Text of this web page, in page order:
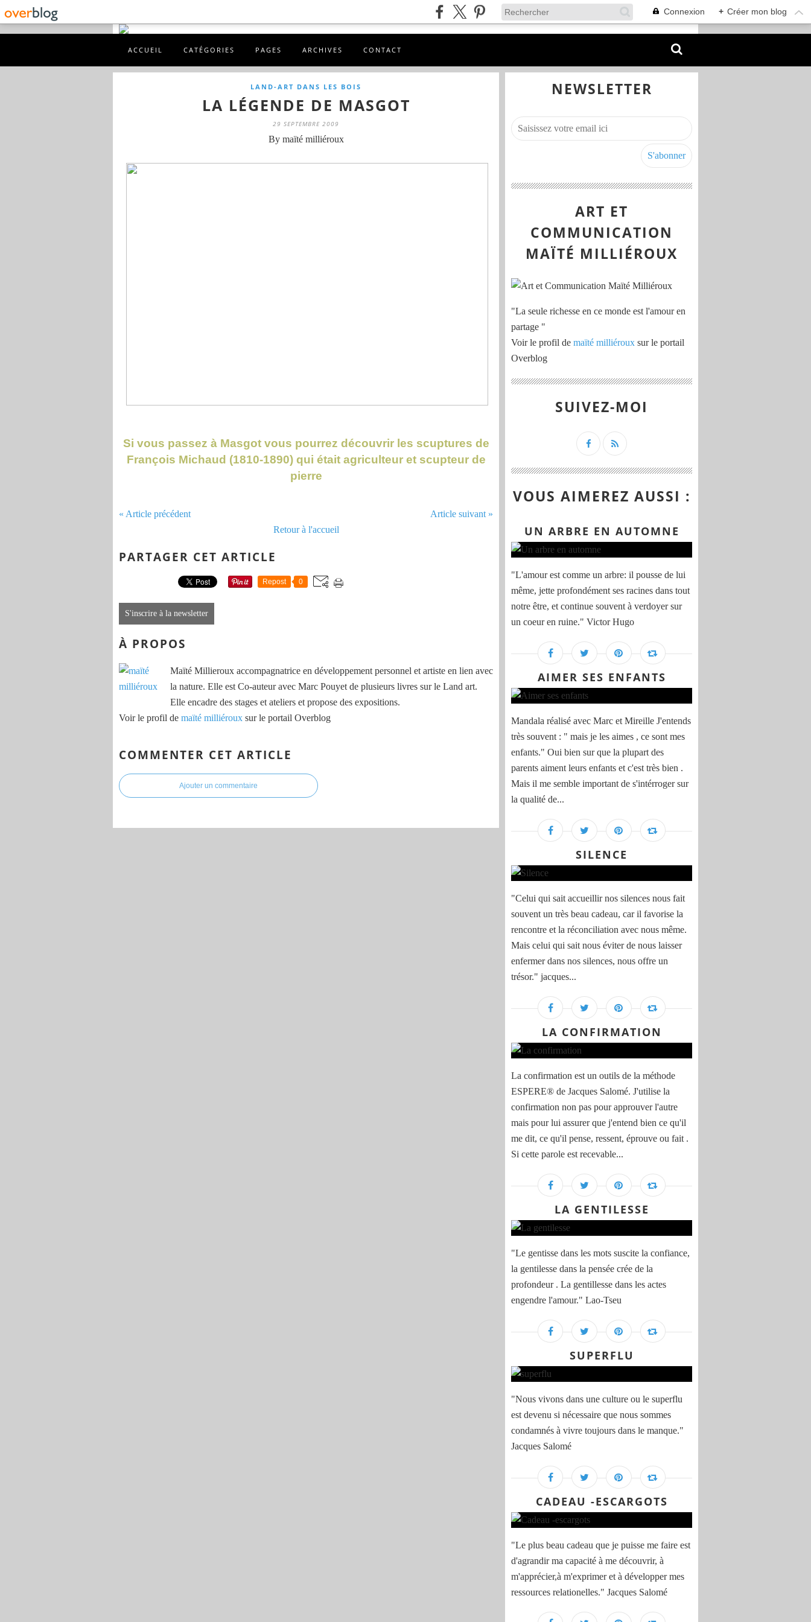
Connexion + Créer mon blog
ACCUEIL CATÉGORIES PAGES ARCHIVES CONTACT
LAND-ART DANS LES BOIS
LA LÉGENDE DE MASGOT
29 SEPTEMBRE 2009
By maïté milliéroux
Si vous passez à Masgot vous pourrez découvrir les scuptures de
François Michaud (1810-1890) qui était agriculteur et scupteur de
pierre
« Article précédent
Article suivant »
Retour à l'accueil
PARTAGER CET ARTICLE
Repost 0
S'inscrire à la newsletter
À PROPOS
Maïté Millieroux accompagnatrice en développement personnel et artiste en lien avec
la nature. Elle est Co-auteur avec Marc Pouyet de plusieurs livres sur le Land art.
Elle encadre des stages et ateliers et propose des expositions.
Voir le profil de maïté milliéroux sur le portail Overblog
COMMENTER CET ARTICLE
Ajouter un commentaire
NEWSLETTER
ART ET
COMMUNICATION
MAÏTÉ MILLIÉROUX
"La seule richesse en ce monde est l'amour en
partage "
Voir le profil de maïté milliéroux sur le portail
Overblog
SUIVEZ-MOI
VOUS AIMEREZ AUSSI :
UN ARBRE EN AUTOMNE
"L'amour est comme un arbre: il pousse de lui
même, jette profondément ses racines dans tout
notre être, et continue souvent à verdoyer sur
un coeur en ruine." Victor Hugo
AIMER SES ENFANTS
Mandala réalisé avec Marc et Mireille J'entends
très souvent : " mais je les aimes , ce sont mes
enfants." Oui bien sur que la plupart des
parents aiment leurs enfants et c'est très bien .
Mais il me semble important de s'intérroger sur
la qualité de...
SILENCE
"Celui qui sait accueillir nos silences nous fait
souvent un très beau cadeau, car il favorise la
rencontre et la réconciliation avec nous même.
Mais celui qui sait nous éviter de nous laisser
enfermer dans nos silences, nous offre un
trésor." jacques...
LA CONFIRMATION
La confirmation est un outils de la méthode
ESPERE® de Jacques Salomé. J'utilise la
confirmation non pas pour approuver l'autre
mais pour lui assurer que j'entend bien ce qu'il
me dit, ce qu'il pense, ressent, éprouve ou fait .
Si cette parole est recevable...
LA GENTILESSE
"Le gentisse dans les mots suscite la confiance,
la gentilesse dans la pensée crée de la
profondeur . La gentillesse dans les actes
engendre l'amour." Lao-Tseu
SUPERFLU
"Nous vivons dans une culture ou le superflu
est devenu si nécessaire que nous sommes
condamnés à vivre toujours dans le manque."
Jacques Salomé
CADEAU -ESCARGOTS
"Le plus beau cadeau que je puisse me faire est
d'agrandir ma capacité à me découvrir, à
m'apprécier,à m'exprimer et à développer mes
ressources relationelles." Jacques Salomé